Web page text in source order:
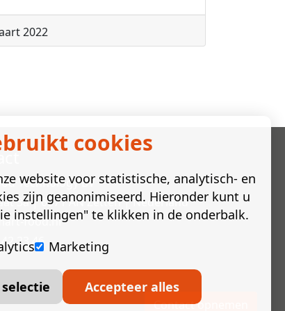
Contact opnemen
2022
Technology BV
3a | 6671 AN Zetten | Nederland
food.nl
23 46
cookies
website voor statistische, analytisch- en
zijn geanonimiseerd. Hieronder kunt u
instellingen" te klikken in de onderbalk.
Marketing
Accepteer alles